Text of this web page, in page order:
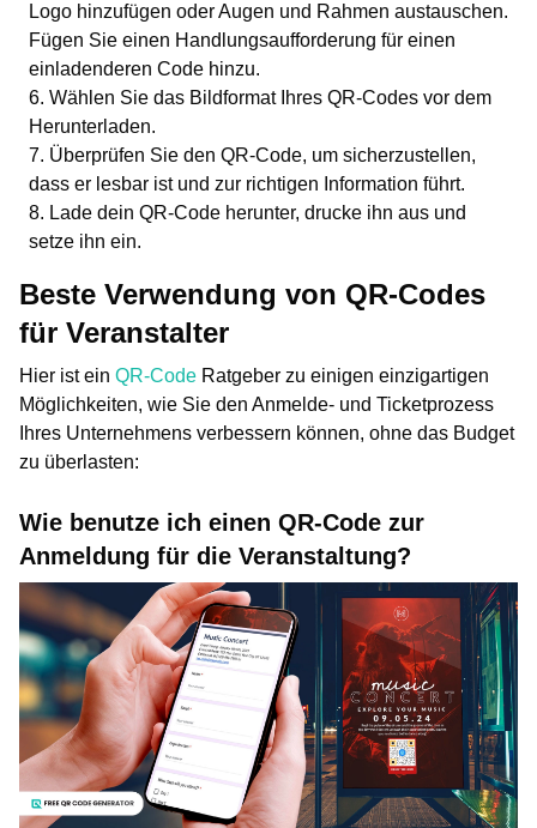
Logo hinzufügen oder Augen und Rahmen austauschen.
Fügen Sie einen Handlungsaufforderung für einen
einladenderen Code hinzu.
Wählen Sie das Bildformat Ihres QR-Codes vor dem
Herunterladen.
Überprüfen Sie den QR-Code, um sicherzustellen,
dass er lesbar ist und zur richtigen Information führt.
Lade dein QR-Code herunter, drucke ihn aus und
setze ihn ein.
Beste Verwendung von QR-Codes
für Veranstalter
Hier ist ein QR-Code Ratgeber zu einigen einzigartigen
Möglichkeiten, wie Sie den Anmelde- und Ticketprozess
Ihres Unternehmens verbessern können, ohne das Budget
zu überlasten:
Wie benutze ich einen QR-Code zur
Anmeldung für die Veranstaltung?